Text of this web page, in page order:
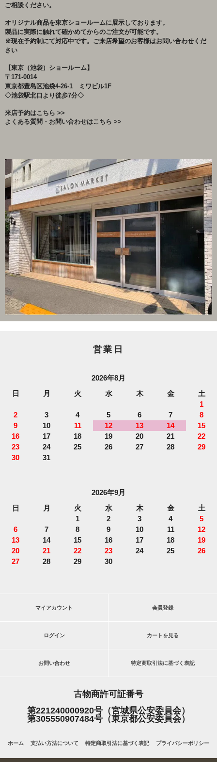
ご相談ください。
オリジナル商品を東京ショールームに展示しております。
製品に実際に触れて確かめてからのご注文が可能です。
※現在予約制にて対応中です。ご来店希望のお客様はお問い合わせくだ
さい
【東京（池袋）ショールーム】
〒171-0014
東京都豊島区池袋4-26-1 ミワビル1F
◇池袋駅北口より徒歩7分◇
来店予約はこちら >>
よくある質問・お問い合わせはこちら >>
営業日
2026年8月
日
月 火 水 木 金
土
1
2
3 4 5 6 7
8
9
10 11 12 13 14
15
16
17 18 19 20 21
22
23
24 25 26 27 28
29
30
31
2026年9月
日
月 火 水 木 金
土
1
2 3 4
5
6
7 8 9 10 11
12
13
14 15 16 17 18
19
20
21 22 23 24 25
26
27
28 29 30
マイアカウント 会員登録
ログイン カートを見る
お問い合わせ 特定商取引法に基づく表記
古物商許可証番号
第221240000920号（宮城県公安委員会）
第305550907484号（東京都公安委員会）
ホーム 支払い方法について 特定商取引法に基づく表記 プライバシーポリシー